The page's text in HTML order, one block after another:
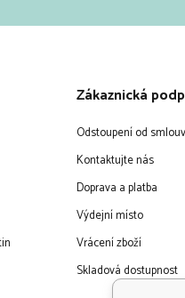
Zákaznická
Odstoupení od
Kontaktujte nás
Doprava a platba
Výdejní místo
Vrácení zboží
Skladová dostupnost